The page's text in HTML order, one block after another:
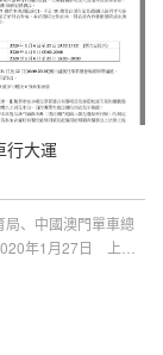
行大運